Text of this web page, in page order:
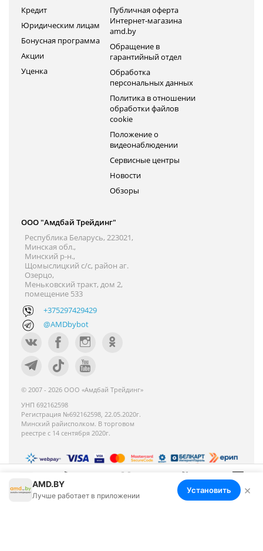
Меню Корзина Избранное Сравнение Войти
Кредит
Юридическим лицам
Бонусная программа
Акции
Уценка
Публичная оферта
Интернет-магазина
amd.by
Обращение в
гарантийный отдел
Обработка
персональных данных
Политика в отношении
обработки файлов
cookie
Положение о
видеонаблюдении
Сервисные центры
Новости
Обзоры
ООО "Амдбай Трейдинг"
Республика Беларусь, 223021,
Минская обл.,
Минский р-н.,
Щомыслицкий с/с, район аг.
Озерцо,
Меньковский тракт, дом 2,
помещение 533
+375297429429
@AMDbybot
© 2007 - 2026 ООО «Амдбай Трейдинг»
УНП 692162598
Регистрация №692162598, 22.05.2020г.
Минский райисполком. В торговом
реестре с 14 сентября 2020г.
Номер телефона работников местных
исполнительных и распорядительных органов по
AMD.BY
Лучше работает в приложении
Установить ×